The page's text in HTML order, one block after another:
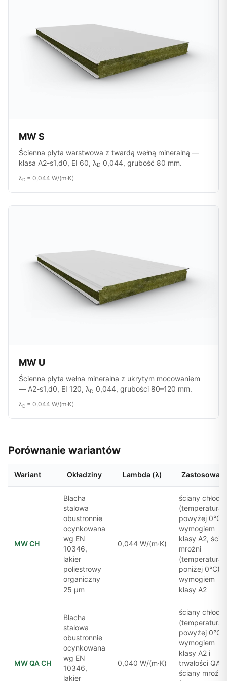
MW S
Ścienna płyta warstwowa z twardą wełną mineralną —
klasa A2-s1,d0, EI 60, λD 0,044, grubość 80 mm.
λD = 0,044 W/(m·K)
MW U
Ścienna płyta wełna mineralna z ukrytym mocowaniem
— A2-s1,d0, EI 120, λD 0,044, grubości 80–120 mm.
λD = 0,044 W/(m·K)
Porównanie wariantów
Wariant Okładziny Lambda (λ)
MW CH
Blacha
stalowa
obustronnie
ocynkowana
wg EN
10346,
lakier
poliestrowy
organiczny
25 μm
0,044 W/(m·K)
ściany chłodni
(temperatura
powyżej 0°C)
wymogiem
klasy A2,
mroźni
(temperatura
poniżej 0°C) z
wymogiem
klasy A2
MW QA CH
Blacha
stalowa
obustronnie
ocynkowana
wg EN
10346,
lakier
0,040 W/(m·K)
ściany chłodni
(temperatura
powyżej 0°C)
wymogiem
klasy A2 i
trwałości QA,
ściany mroźni